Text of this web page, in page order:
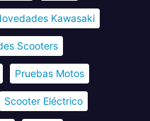
Kawasaki
Scooters
Pruebas Motos
Scooter Eléctrico